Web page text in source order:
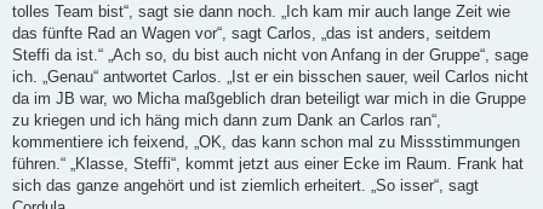
tolles Team bist“, sagt sie dann noch. „Ich kam mir auch lange Zeit wie
das fünfte Rad an Wagen vor“, sagt Carlos, „das ist anders, seitdem
Steffi da ist.“ „Ach so, du bist auch nicht von Anfang in der Gruppe“, sage
ich. „Genau“ antwortet Carlos. „Ist er ein bisschen sauer, weil Carlos nicht
da im JB war, wo Micha maßgeblich dran beteiligt war mich in die Gruppe
zu kriegen und ich häng mich dann zum Dank an Carlos ran“,
kommentiere ich feixend, „OK, das kann schon mal zu Missstimmungen
führen.“ „Klasse, Steffi“, kommt jetzt aus einer Ecke im Raum. Frank hat
sich das ganze angehört und ist ziemlich erheitert. „So isser“, sagt